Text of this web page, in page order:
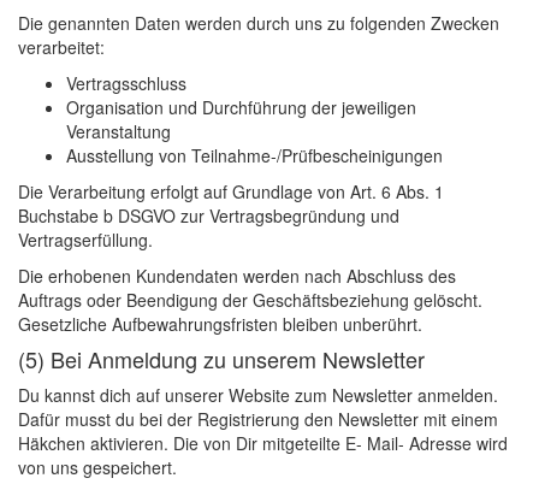
Die genannten Daten werden durch uns zu folgenden Zwecken
verarbeitet:
Vertragsschluss
Organisation und Durchführung der jeweiligen
Veranstaltung
Ausstellung von Teilnahme-/Prüfbescheinigungen
Die Verarbeitung erfolgt auf Grundlage von Art. 6 Abs. 1
Buchstabe b DSGVO zur Vertragsbegründung und
Vertragserfüllung.
Die erhobenen Kundendaten werden nach Abschluss des
Auftrags oder Beendigung der Geschäftsbeziehung gelöscht.
Gesetzliche Aufbewahrungsfristen bleiben unberührt.
(5) Bei Anmeldung zu unserem Newsletter
Du kannst dich auf unserer Website zum Newsletter anmelden.
Dafür musst du bei der Registrierung den Newsletter mit einem
Häkchen aktivieren. Die von Dir mitgeteilte E- Mail- Adresse wird
von uns gespeichert.